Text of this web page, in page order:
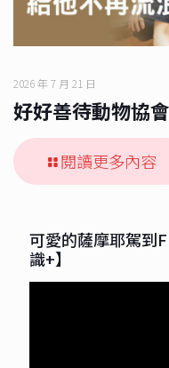
2026 年 7 月 21 日
好好善待動物協
閱讀更多內容
可愛的薩摩耶駕到
識+】